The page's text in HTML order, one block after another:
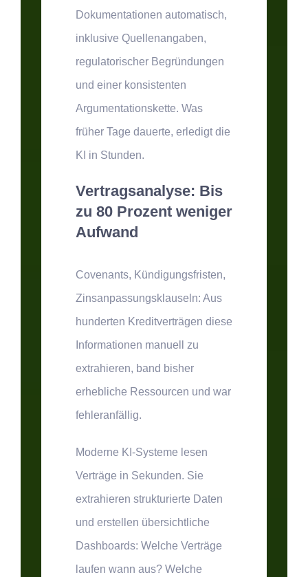
Dokumentationen automatisch,
inklusive Quellenangaben,
regulatorischer Begründungen
und einer konsistenten
Argumentationskette. Was
früher Tage dauerte, erledigt die
KI in Stunden.
Vertragsanalyse: Bis
zu 80 Prozent weniger
Aufwand
Covenants, Kündigungsfristen,
Zinsanpassungsklauseln: Aus
hunderten Kreditverträgen diese
Informationen manuell zu
extrahieren, band bisher
erhebliche Ressourcen und war
fehleranfällig.
Moderne KI-Systeme lesen
Verträge in Sekunden. Sie
extrahieren strukturierte Daten
und erstellen übersichtliche
Dashboards: Welche Verträge
laufen wann aus? Welche